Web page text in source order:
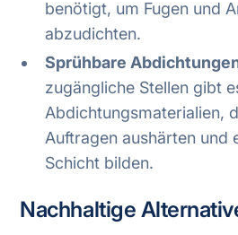
benötigt, um Fugen und
abzudichten.
Sprühbare
zugängliche Stellen gibt
Abdichtungsmaterialien,
Auftragen aushärten und
Schicht bilden.
Nachhaltige